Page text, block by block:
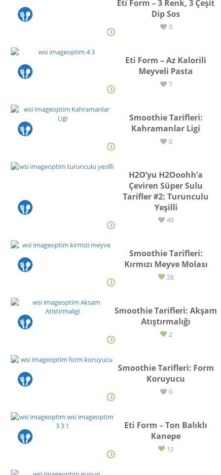
Eti Form – 3 Renk, 3 Çeşit
Dip Sos
5
Eti Form – Az Kalorili
Meyveli Pasta
7
Smoothie Tarifleri:
Kahramanlar Ligi
0
H2O’yu H2Ooohh’a
Çeviren Süper Sulu
Tarifler #2: Turunculu
Yeşilli
40
Smoothie Tarifleri:
Kırmızı Meyve Molası
28
Smoothie Tarifleri: Akşam
Atıştırmalığı
2
Smoothie Tarifleri: Form
Koruyucu
0
Eti Form – Ton Balıklı
Kanepe
12